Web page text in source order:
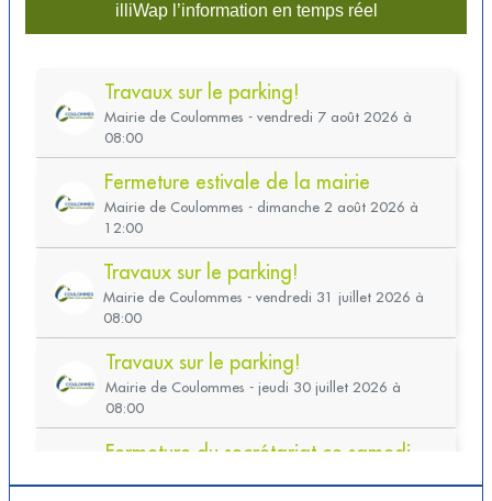
illiWap l’information en temps réel